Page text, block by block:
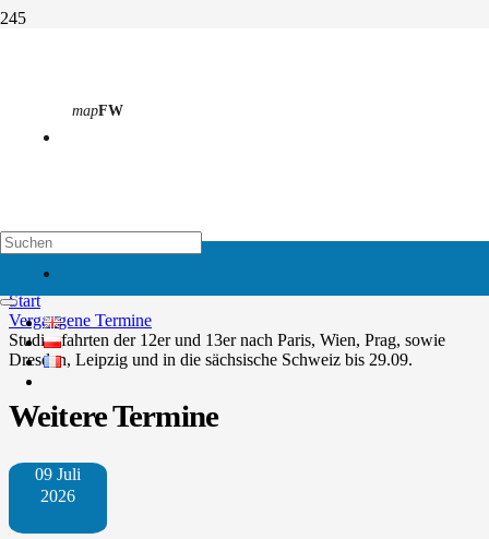
mapFW
13er nach Paris, Wien, Prag,
29.09.
Start
Vergangene Termine
Studienfahrten der 12er und 13er nach Paris, Wien, Prag, sowie
Dresden, Leipzig und in die sächsische Schweiz bis 29.09.
Weitere Termine
09 Juli
2026